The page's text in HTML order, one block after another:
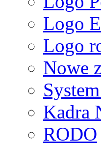
Logo
Logo
Nowe
Kadra
RODO